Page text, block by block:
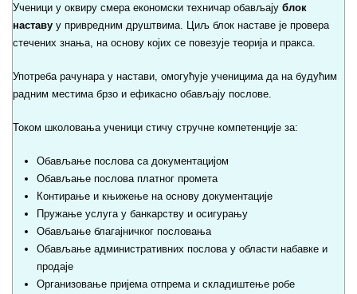
Ученици у оквиру смера економски техничар обављају блок
наставу у привредним друштвима. Циљ блок наставе је провера
стечених знања, на основу којих се повезује теорија и пракса.
Употреба рачунара у настави, омогућује ученицима да на будућим
радним местима брзо и ефикасно обављају послове.
Током школовања ученици стичу стручне компетенције за:
Обављање послова са документацијом
Обављање послова платног промета
Контирање и књижење на основу документације
Пружање услуга у банкарству и осигурању
Обављање благајничког пословања
Обављање административних послова у области набавке и
продаје
Организовање пријема отпрема и складиштење робе